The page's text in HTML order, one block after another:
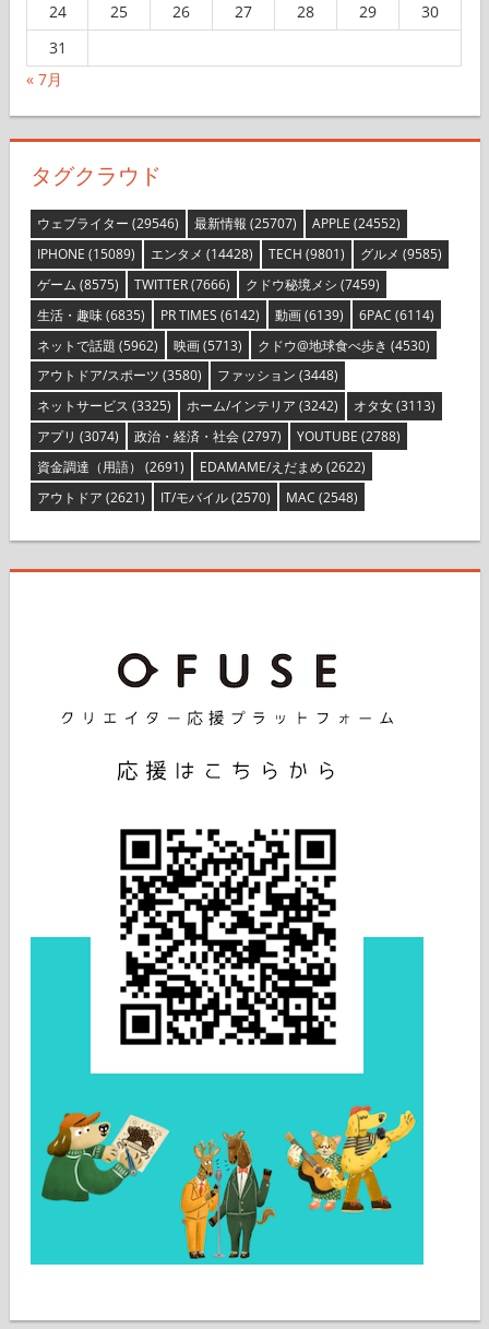
24
25 26 27 28 29
30
31
« 7月
タグクラウド
ウェブライター (29546) 最新情報(25707) APPLE (24552)
IPHONE (15089) エンタメ (14428) TECH (9801) グルメ (9585)
ゲーム (8575) TWITTER(7666) クドウ秘境メシ (7459)
生活・趣味(6835) PR TIMES (6142) 動画(6139) 6PAC (6114)
ネットで話題 (5962) 映画(5713) クドウ@地球食べ歩き (4530)
アウトドア/スポーツ (3580) ファッション (3448)
ネットサービス (3325) ホーム/インテリア (3242) オタ女(3113)
アプリ (3074) 政治・経済・社会(2797) YOUTUBE (2788)
資金調達（用語） (2691) EDAMAME/えだまめ (2622)
アウトドア (2621) IT/モバイル(2570) MAC (2548)